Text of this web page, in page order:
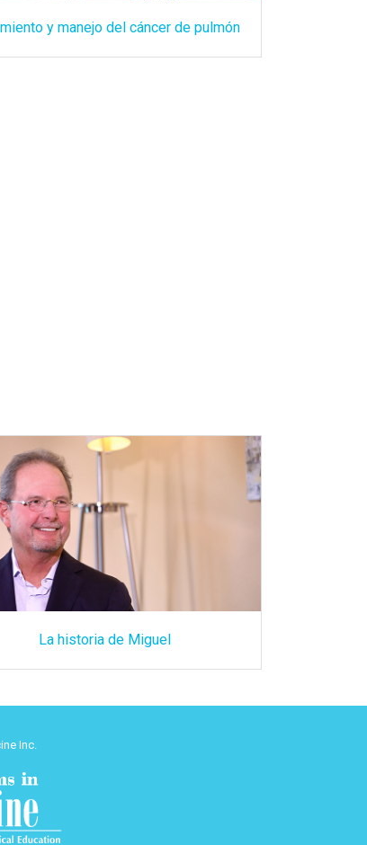
y manejo del cáncer de pulmón
La historia de Miguel
Inc.